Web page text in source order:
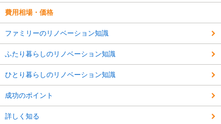
費用相場・価格
ファミリーのリノベーション知識
ふたり暮らしのリノベーション知識
ひとり暮らしのリノベーション知識
成功のポイント
詳しく知る